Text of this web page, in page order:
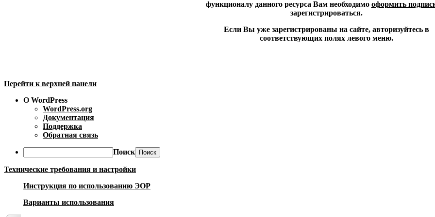
функционалу данного ресурса Вам необходимо оформить
зарегистрироваться.
Если Вы уже зарегистрированы на сайте, авторизуйтесь в
соответствующих полях левого меню.
Перейти к верхней панели
О WordPress
WordPress.org
Документация
Поддержка
Обратная связь
Поиск
Технические требования и настройки
Инструкция по использованию ЭОР
Варианты использования